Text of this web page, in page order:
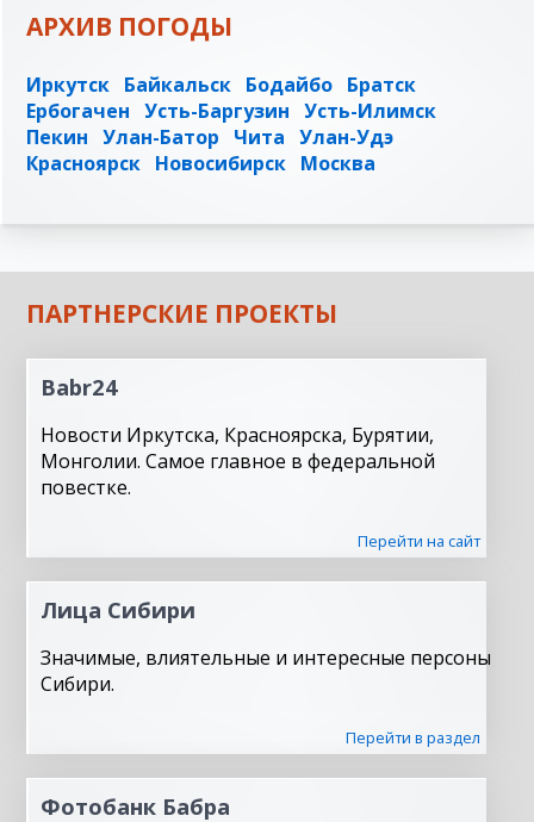
АРХИВ ПОГОДЫ
Иркутск Байкальск Бодайбо Братск
Ербогачен Усть-Баргузин Усть-Илимск
Пекин Улан-Батор Чита Улан-Удэ
Красноярск Новосибирск Москва
ПАРТНЕРСКИЕ ПРОЕКТЫ
Babr24
Новости Иркутска, Красноярска, Бурятии,
Монголии. Самое главное в федеральной
повестке.
Перейти на сайт
Лица Сибири
Значимые, влиятельные и интересные персоны
Сибири.
Перейти в раздел
Фотобанк Бабра